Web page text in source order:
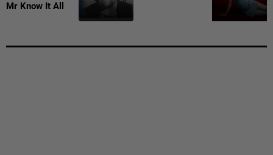
Mr Know It All